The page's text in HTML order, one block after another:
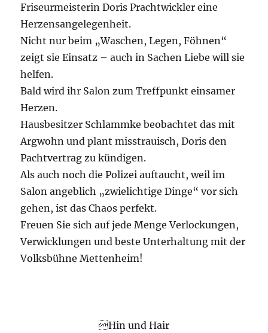
Friseurmeisterin Doris Prachtwickler eine
Herzensangelegenheit.
Nicht nur beim „Waschen, Legen, Föhnen“
zeigt sie Einsatz – auch in Sachen Liebe will sie
helfen.
Bald wird ihr Salon zum Treffpunkt einsamer
Herzen.
Hausbesitzer Schlammke beobachtet das mit
Argwohn und plant misstrauisch, Doris den
Pachtvertrag zu kündigen.
Als auch noch die Polizei auftaucht, weil im
Salon angeblich „zwielichtige Dinge“ vor sich
gehen, ist das Chaos perfekt.
Freuen Sie sich auf jede Menge Verlockungen,
Verwicklungen und beste Unterhaltung mit der
Volksbühne Mettenheim!
Hin und Hair